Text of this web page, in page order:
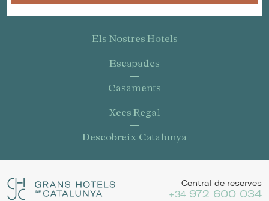
Els Nostres Hotels
Escapades
Casaments
Xecs Regal
Descobreix Catalunya
Central de reserves
+34 972 600 034